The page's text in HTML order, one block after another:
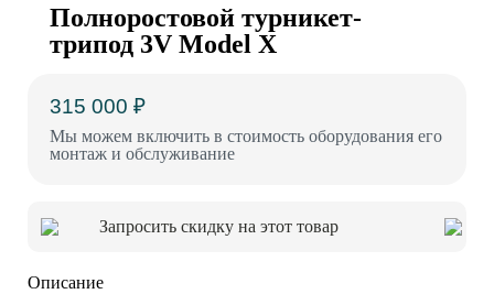
Полноростовой турникет-
трипод 3V Model X
315 000 ₽
Мы можем включить в стоимость оборудования его
монтаж и обслуживание
Запросить скидку на этот товар
Описание